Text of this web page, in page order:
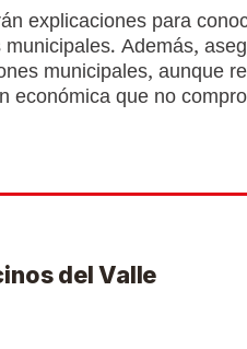
explicaciones para
Además,
municipales, aunque
económica que no
del Valle